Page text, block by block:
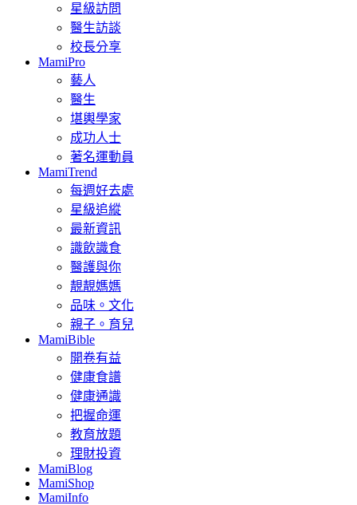
星級訪問
醫生訪談
校長分享
MamiPro
藝人
醫生
堪輿學家
成功人士
著名運動員
MamiTrend
每週好去處
星級追縱
最新資訊
識飲識食
醫護與你
靚靚媽媽
品味。文化
親子。育兒
MamiBible
開卷有益
健康食譜
健康通識
把握命運
教育放題
理財投資
MamiBlog
MamiShop
MamiInfo